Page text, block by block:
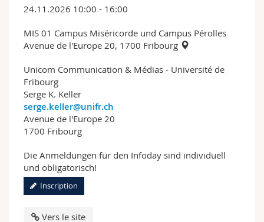
24.11.2026 10:00 - 16:00
MIS 01 Campus Miséricorde und Campus Pérolles
Avenue de l'Europe 20, 1700 Fribourg
Unicom Communication & Médias - Université de
Fribourg
Serge K. Keller
serge.keller@unifr.ch
Avenue de l'Europe 20
1700 Fribourg
Die Anmeldungen für den Infoday sind individuell
und obligatorisch!
Inscription
Vers le site